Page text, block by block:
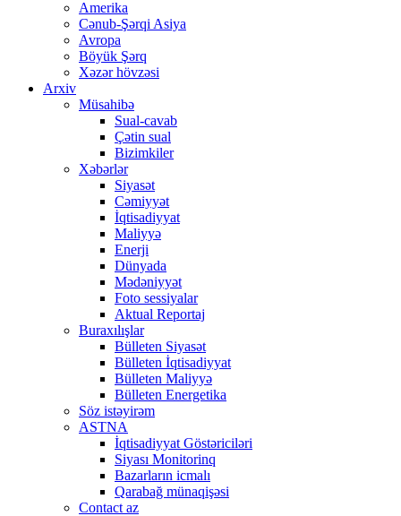
Amerika
Cənub-Şərqi Asiya
Avropa
Böyük Şərq
Xəzər hövzəsi
Arxiv
Müsahibə
Sual-cavab
Çətin sual
Bizimkiler
Xəbərlər
Siyasət
Cəmiyyət
İqtisadiyyat
Maliyyə
Enerji
Dünyada
Mədəniyyət
Foto sessiyalar
Aktual Reportaj
Buraxılışlar
Bülleten Siyasət
Bülleten İqtisadiyyat
Bülleten Maliyyə
Bülleten Energetika
Söz istəyirəm
ASTNA
İqtisadiyyat Göstəriciləri
Siyası Monitorinq
Bazarların icmalı
Qarabağ münaqişəsi
Contact az